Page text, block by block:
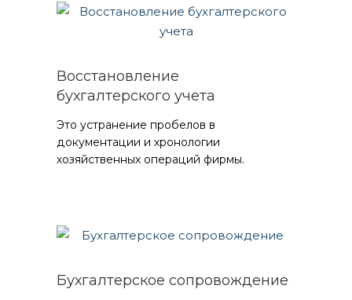
Восстановление
бухгалтерского учета
Это устранение пробелов в
документации и хронологии
хозяйственных операций фирмы.
Бухгалтерское сопровождение